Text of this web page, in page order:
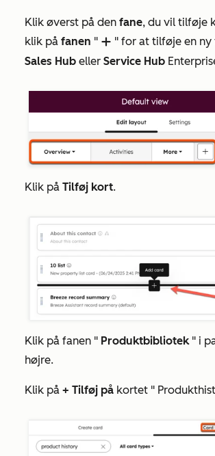
Klik øverst på den fane, du vil tilføje
klik på fanen " add " for at tilføje en ny
Sales Hub eller Service Hub
Klik på Tilføj kort.
Klik på fanen " Produktbibliotek" i
højre.
Klik på + Tilføj på kortet "